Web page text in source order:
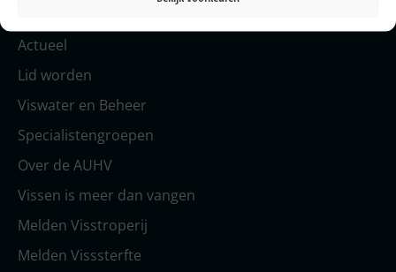
Actueel
Lid worden
Viswater en Beheer
Specialistengroepen
Over de AUHV
Vissen is meer dan vangen
Melden Visstroperij
Melden Visssterfte